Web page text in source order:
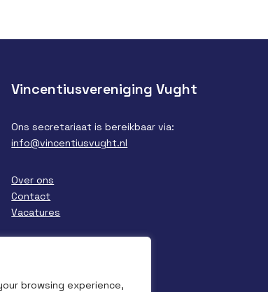
browsing experience,
Vincentiusvereniging Vught
Ons secretariaat is bereikbaar via:
info@vincentiusvught.nl
Over ons
Contact
Vacatures